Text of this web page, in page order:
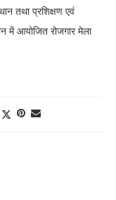
तथा प्रशिक्षण एवं
में आयोजित रोजगार मेला